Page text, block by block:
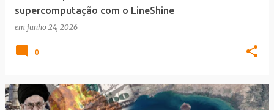
supercomputação com o LineShine
em junho 24, 2026
0